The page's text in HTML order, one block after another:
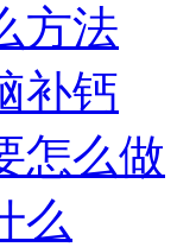
方法
补钙
怎么做
么